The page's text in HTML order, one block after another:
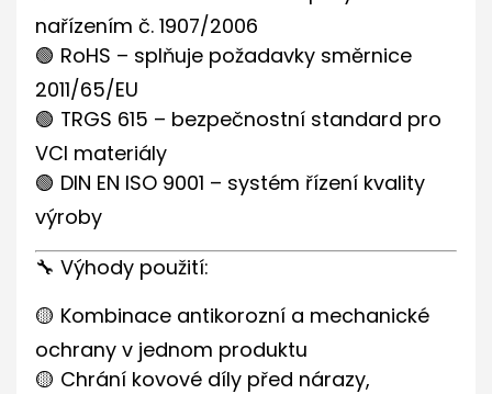
nařízením č. 1907/2006
🟢 RoHS – splňuje požadavky směrnice
2011/65/EU
🟢 TRGS 615 – bezpečnostní standard pro
VCI materiály
🟢 DIN EN ISO 9001 – systém řízení kvality
výroby
🔧 Výhody použití:
🟡 Kombinace antikorozní a mechanické
ochrany v jednom produktu
🟡 Chrání kovové díly před nárazy,